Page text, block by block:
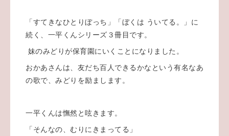
「すてきなひとりぼっち」「ぼくは ういてる。」に
続く、一平くんシリーズ３冊目です。
妹のみどりが保育園にいくことになりました。
おかあさんは、友だち百人できるかなという有名なあ
の歌で、みどりを励まします。
一平くんは憮然と呟きます。
「そんなの、むりにきまってる」